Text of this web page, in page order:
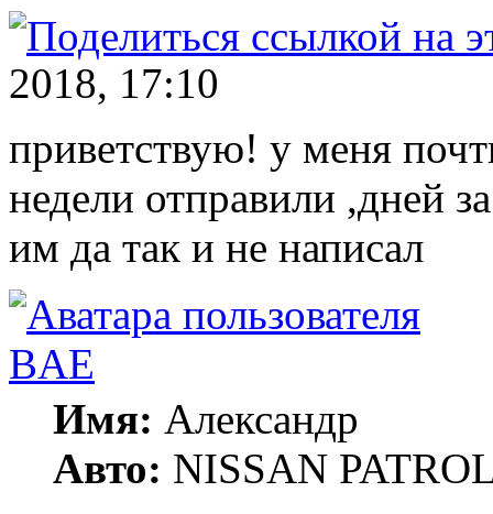
2018, 17:10
приветствую! у меня
недели отправили ,дней
им да так и не написал
BAE
Имя: Александр
Авто: NISSAN